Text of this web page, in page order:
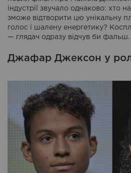
індустрії звучало однаково: хто
зможе відтворити цю унікальну
голос і шалену енергетику?
— глядач одразу відчув би фальш.
Джафар Джексон у